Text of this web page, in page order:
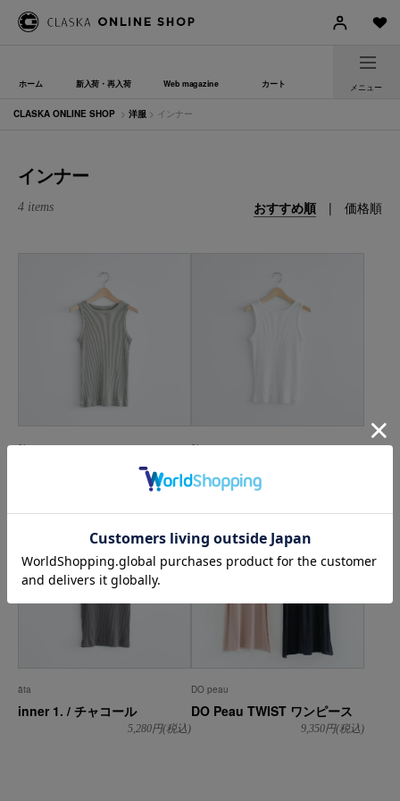
ホーム 新入荷・再入荷 Web magazine カート メニュー
CLASKA ONLINE SHOP > 洋服 > インナー
インナー
おすすめ順 | 価格順
4 items
āta
inner 1. / ライトグレー
5,280円(税込)
āta
āta
inner 1. / チャコール
5,280円(税込)
DO peau
DO Peau TWIST ワンピース
9,350円(税込)